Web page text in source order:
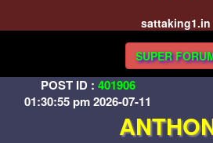
sattaking1.in
SUPER
POST ID : 401906
01:30:55 pm 2026-07-11